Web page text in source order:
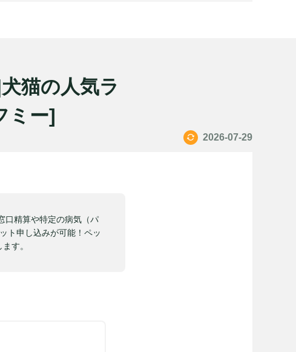
猫の人気ラ
ミー]
2026-07-29
口精算や特定の病気（パ
ト申し込みが可能！ペッ
す。